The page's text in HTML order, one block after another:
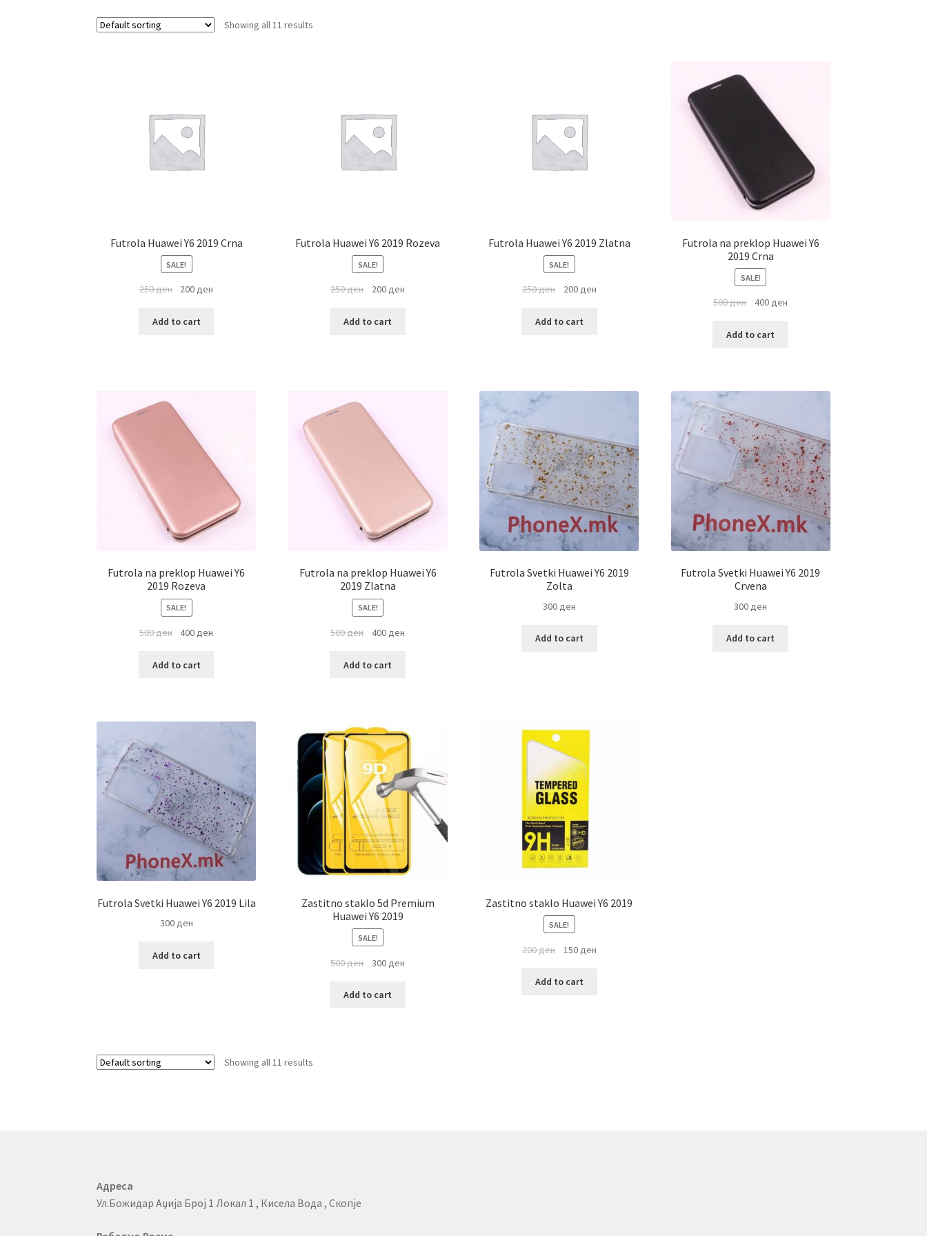
Showing all 11 results
Futrola Huawei Y6 2019 Crna
SALE!
250ден 200ден
Add to cart
Futrola Huawei Y6 2019 Rozeva
SALE!
250ден 200ден
Add to cart
Futrola Huawei Y6 2019 Zlatna
SALE!
250ден 200ден
Add to cart
Futrola na preklop Huawei Y6
2019 Crna
SALE!
500ден 400ден
Add to cart
Futrola na preklop Huawei Y6
2019 Rozeva
SALE!
500ден 400ден
Add to cart
Futrola na preklop Huawei Y6
2019 Zlatna
SALE!
500ден 400ден
Add to cart
Futrola Svetki Huawei Y6 2019
Zolta
300ден
Add to cart
Futrola Svetki Huawei Y6 2019
Crvena
300ден
Add to cart
Futrola Svetki Huawei Y6 2019 Lila
300ден
Add to cart
Zastitno staklo 5d Premium
Huawei Y6 2019
SALE!
500ден 300ден
Add to cart
Zastitno staklo Huawei Y6 2019
SALE!
200ден 150ден
Add to cart
Showing all 11 results
Адреса
Ул.Божидар Аџија Број 1 Локал 1 , Кисела Вода , Скопје